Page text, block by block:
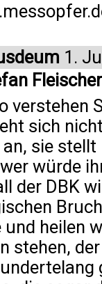
1.
Fleischer
verstehen
sich
sie
würde
der DBK
und heilen
stehen,